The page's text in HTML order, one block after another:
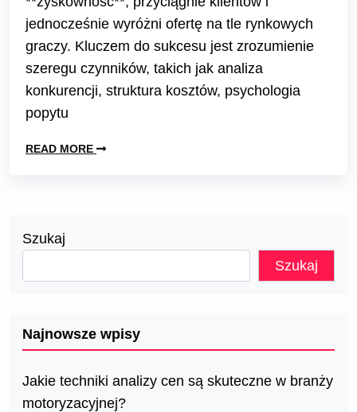
jednocześnie wyróżni ofertę na tle rynkowych
graczy. Kluczem do sukcesu jest zrozumienie
szeregu czynników, takich jak analiza
konkurencji, struktura kosztów, psychologia
popytu
READ MORE
Szukaj
Szukaj
Najnowsze wpisy
Jakie techniki analizy cen są skuteczne w branży
motoryzacyjnej?